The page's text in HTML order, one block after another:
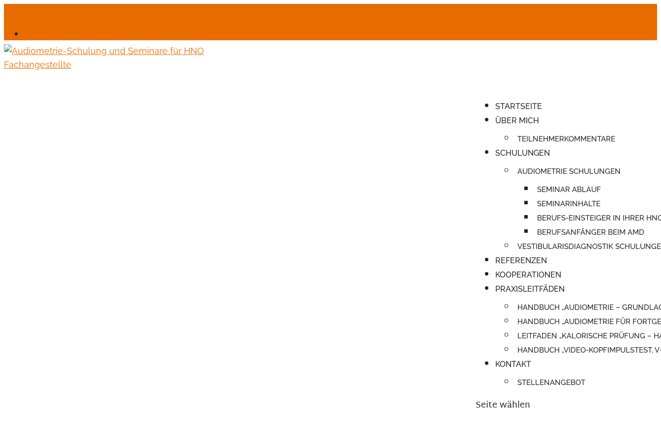
STARTSEITE
ÜBER MICH
TEILNEHMERKOMMENTARE
SCHULUNGEN
AUDIOMETRIE SCHULUNGEN
SEMINAR ABLAUF
SEMINARINHALTE
BERUFS-EINSTEIGER IN IHRER
BERUFSANFÄNGER BEIM AMD
VESTIBULARISDIAGNOSTIK
REFERENZEN
KOOPERATIONEN
PRAXISLEITFÄDEN
HANDBUCH „AUDIOMETRIE –
HANDBUCH „AUDIOMETRIE FÜR
LEITFADEN „KALORISCHE PRÜFUNG –
HANDBUCH „VIDEO-KOPFIMPULSTEST,
KONTAKT
STELLENANGEBOT
Seite wählen